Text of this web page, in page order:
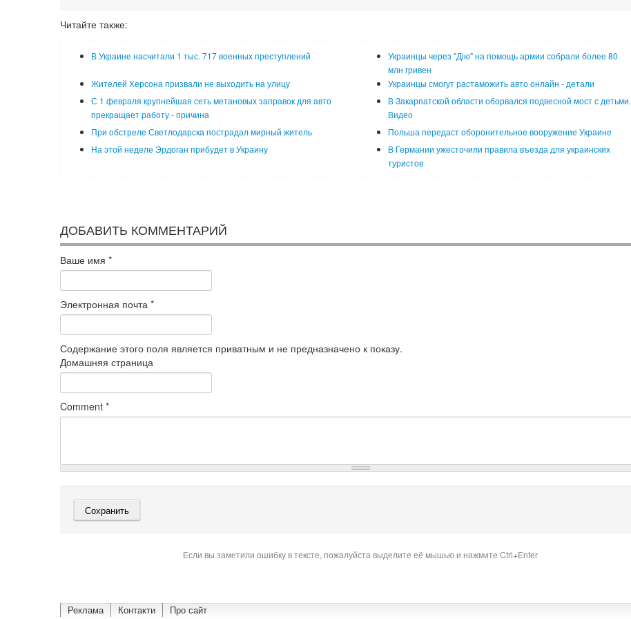
Читайте также:
В Украине насчитали 1 тыс. 717 военных преступлений
Украинцы через "Дію" на помощь армии собрали более 80
млн гривен
Жителей Херсона призвали не выходить на улицу
Украинцы смогут растаможить авто онлайн - детали
С 1 февраля крупнейшая сеть метановых заправок для авто
прекращает работу - причина
В Закарпатской области оборвался подвесной мост с детьми.
Видео
При обстреле Светлодарска пострадал мирный житель
Польша передаст оборонительное вооружение Украине
На этой неделе Эрдоган прибудет в Украину
В Германии ужесточили правила въезда для украинских
туристов
ДОБАВИТЬ КОММЕНТАРИЙ
Ваше имя *
Электронная почта *
Содержание этого поля является приватным и не предназначено к показу.
Домашняя страница
Comment *
Если вы заметили ошибку в тексте, пожалуйста выделите её мышью и нажмите Ctrl+Enter
Реклама Контакти Про сайт